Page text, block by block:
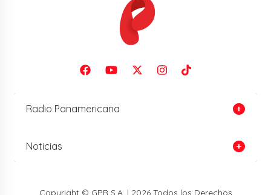
Radio Panamericana
Noticias
Copyright © GPR S.A. | 2026 Todos los Derechos